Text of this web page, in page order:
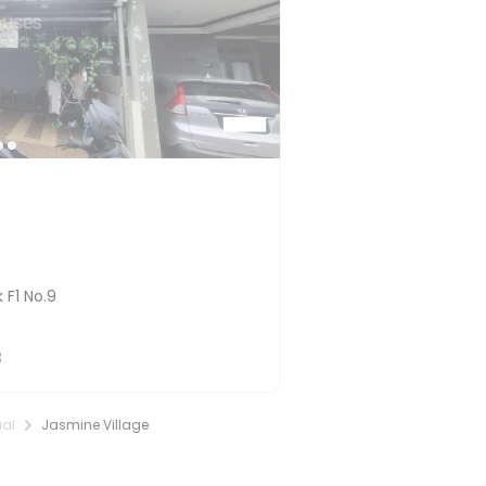
No.9
Jasmine Village